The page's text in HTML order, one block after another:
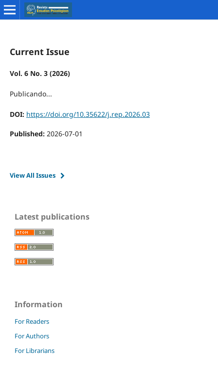
Current Issue
Vol. 6 No. 3 (2026)
Publicando...
DOI: https://doi.org/10.35622/j.rep.2026.03
Published: 2026-07-01
View All Issues
Latest publications
Information
For Readers
For Authors
For Librarians